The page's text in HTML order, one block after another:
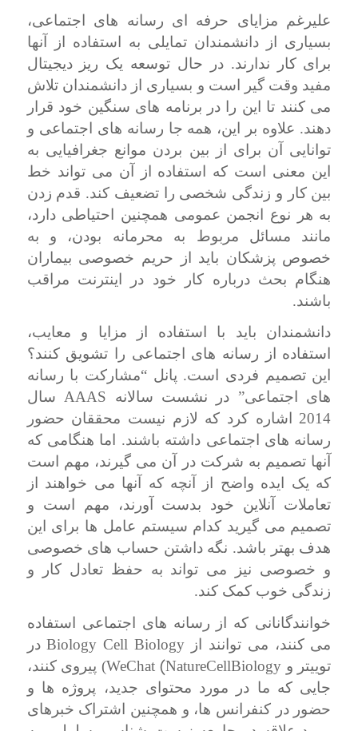
علیرغم مزایای حرفه ای رسانه های اجتماعی،
بسیاری از دانشمندان تمایلی به استفاده از آنها
برای کار ندارند. در حال توسعه یک ریز دیجیتال
مفید وقت گیر است و بسیاری از دانشمندان تلاش
می کنند تا این را در برنامه های سنگین خود قرار
دهند. علاوه بر این، همه جا رسانه های اجتماعی و
توانایی آن برای از بین بردن موانع جغرافیایی به
این معنی است که استفاده از آن می تواند خط
بین کار و زندگی شخصی را تضعیف کند. قدم زدن
به هر نوع انجمن عمومی همچنین احتیاطی دارد،
مانند مسائل مربوط به محرمانه بودن، و به
خصوص پزشکان باید از حریم خصوصی بیماران
هنگام بحث درباره کار خود در اینترنت مراقب
باشند.
دانشمندان باید با استفاده از مزایا و معایب،
استفاده از رسانه های اجتماعی را تشویق کنند؟
این تصمیم فردی است. پانل “مشارکت با رسانه
های اجتماعی” در نشست سالانه AAAS سال
2014 اشاره کرد که لازم نیست محققان حضور
رسانه های اجتماعی داشته باشند. اما هنگامی که
آنها تصمیم به شرکت در آن می گیرند، مهم است
که یک ایده واضح از آنچه که آنها می خواهند از
تعاملات آنلاین خود بدست آورند، مهم است و
تصمیم می گیرید کدام سیستم عامل ها برای این
هدف بهتر باشد. نگه داشتن حساب های خصوصی
و خصوصی نیز می تواند به حفظ تعادل کار و
زندگی خوب کمک کند.
خوانندگانانی که از رسانه های اجتماعی استفاده
می کنند، می توانند از Biology Cell Biology در
توییتر وWeChat (NatureCellBiology) پیروی کنند،
جایی که ما در مورد محتوای جدید، پروژه ها و
حضور در کنفرانس ها، و همچنین اشتراک خبرهای